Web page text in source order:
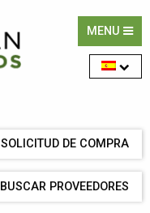
MENU
SOLICITUD DE COMPRA
BUSCAR PROVEEDORES